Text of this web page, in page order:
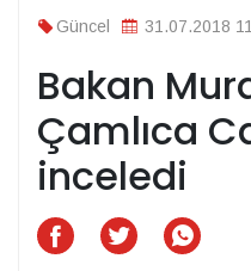
Güncel 31.07.2018
Bakan
Çamlıca
inceledi